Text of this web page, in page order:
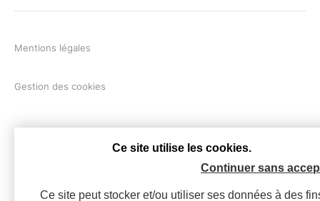
Mentions légales
Gestion des cookies
Ce site utilise les cookies.
Continuer sans
Ce site peut stocker et/ou utiliser ses données à des